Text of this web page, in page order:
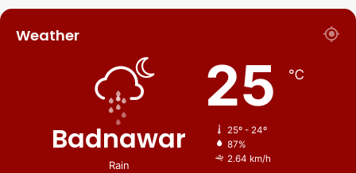
Weather
Badnawar
Rain
25 ℃
25º - 24º
87%
2.64 km/h